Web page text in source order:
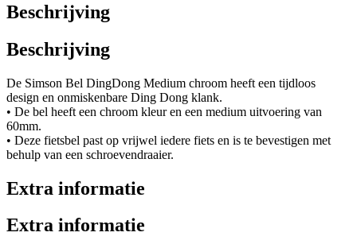
Beschrijving
Beschrijving
De Simson Bel DingDong Medium chroom heeft een tijdloos
design en onmiskenbare Ding Dong klank.
• De bel heeft een chroom kleur en een medium uitvoering van
60mm.
• Deze fietsbel past op vrijwel iedere fiets en is te bevestigen met
behulp van een schroevendraaier.
Extra informatie
Extra informatie